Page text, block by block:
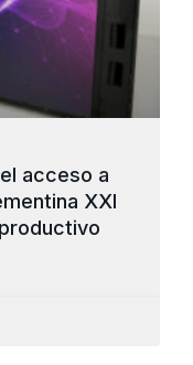
acceso a
XXI